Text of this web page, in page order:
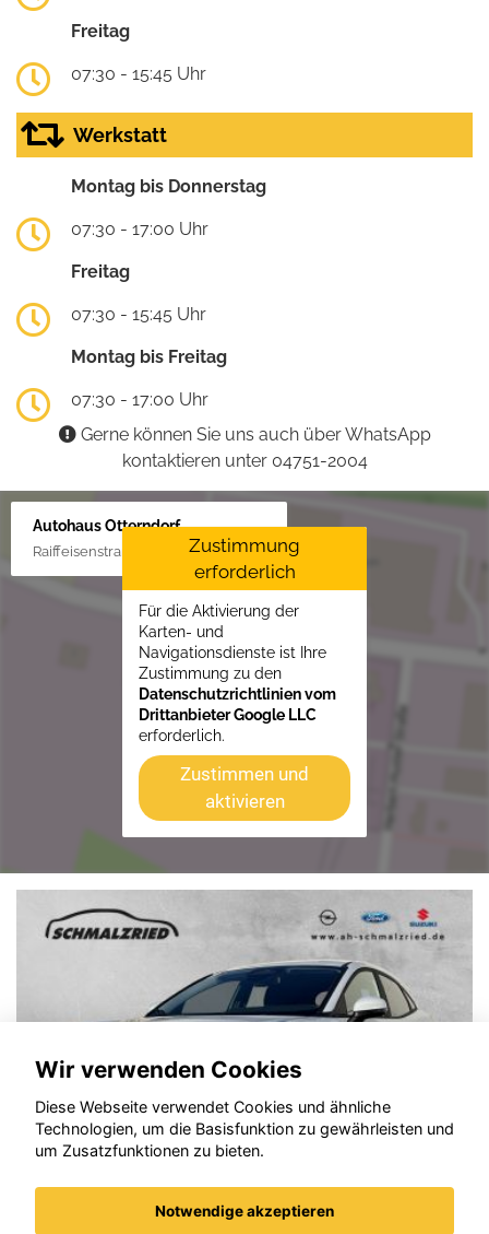
Freitag
07:30 - 15:45 Uhr
Werkstatt
Montag bis Donnerstag
07:30 - 17:00 Uhr
Freitag
07:30 - 15:45 Uhr
Montag bis Freitag
07:30 - 17:00 Uhr
Gerne können Sie uns auch über WhatsApp
kontaktieren unter 04751-2004
Autohaus Otterndorf
Raiffeisenstraße 1, 21762 Otterndorf
Zustimmung
erforderlich
Für die Aktivierung der
Karten- und
Navigationsdienste ist Ihre
Zustimmung zu den
Datenschutzrichtlinien vom
Drittanbieter Google LLC
erforderlich.
Zustimmen und
aktivieren
Wir verwenden Cookies
Diese Webseite verwendet Cookies und ähnliche
Technologien, um die Basisfunktion zu gewährleisten und
um Zusatzfunktionen zu bieten.
Notwendige akzeptieren